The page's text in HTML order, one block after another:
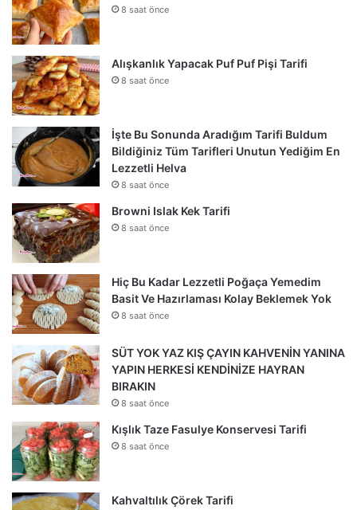
8 saat önce
Alışkanlık Yapacak Puf Puf Pişi Tarifi
8 saat önce
İşte Bu Sonunda Aradığım Tarifi Buldum
Bildiğiniz Tüm Tarifleri Unutun Yediğim En
Lezzetli Helva
8 saat önce
Browni Islak Kek Tarifi
8 saat önce
Hiç Bu Kadar Lezzetli Poğaça Yemedim
Basit Ve Hazırlaması Kolay Beklemek Yok
8 saat önce
SÜT YOK YAZ KIŞ ÇAYIN KAHVENİN YANINA
YAPIN HERKESİ KENDİNİZE HAYRAN
BIRAKIN
8 saat önce
Kışlık Taze Fasulye Konservesi Tarifi
8 saat önce
Kahvaltılık Çörek Tarifi